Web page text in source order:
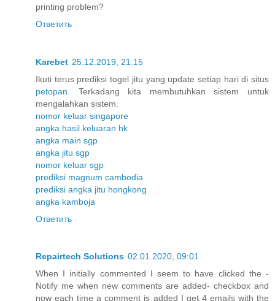
printing problem?
Ответить
Karebet 25.12.2019, 21:15
Ikuti terus prediksi togel jitu yang update setiap hari di situs
petopan . Terkadang kita membutuhkan sistem untuk
mengalahkan sistem.
nomor keluar singapore
angka hasil keluaran hk
angka main sgp
angka jitu sgp
nomor keluar sgp
prediksi magnum cambodia
prediksi angka jitu hongkong
angka kamboja
Ответить
Repairtech Solutions 02.01.2020, 09:01
When I initially commented I seem to have clicked the -
Notify me when new comments are added- checkbox and
now each time a comment is added I get 4 emails with the